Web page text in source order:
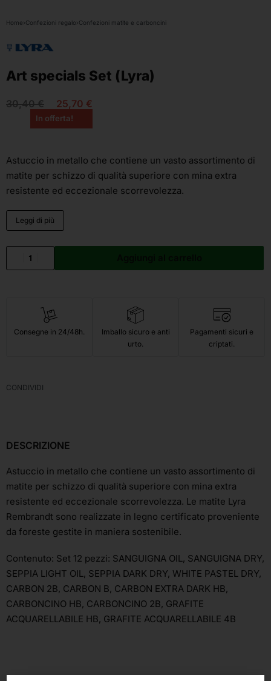
Home›Confezioni regalo›Confezioni matite e carboncini
Art specials Set (Lyra)
30,40€ 25,70 €
In offerta!
Astuccio in metallo che contiene un vasto assortimento di
matite per schizzo di qualità superiore con mina extra
resistente ed eccezionale scorrevolezza.
Leggi di più
Consegne in 24/48h.
Imballo sicuro e anti
urto.
Pagamenti sicuri e
criptati.
CONDIVIDI
DESCRIZIONE
Astuccio in metallo che contiene un vasto assortimento di
matite per schizzo di qualità superiore con mina extra
resistente ed eccezionale scorrevolezza. Le matite Lyra
Rembrandt sono realizzate in legno certificato proveniente
da foreste gestite in maniera sostenibile.
Contenuto: Set 12 pezzi: SANGUIGNA OIL, SANGUIGNA DRY,
SEPPIA LIGHT OIL, SEPPIA DARK DRY, WHITE PASTEL DRY,
CARBON 2B, CARBON B, CARBON EXTRA DARK HB,
CARBONCINO HB, CARBONCINO 2B, GRAFITE
ACQUARELLABILE HB, GRAFITE ACQUARELLABILE 4B